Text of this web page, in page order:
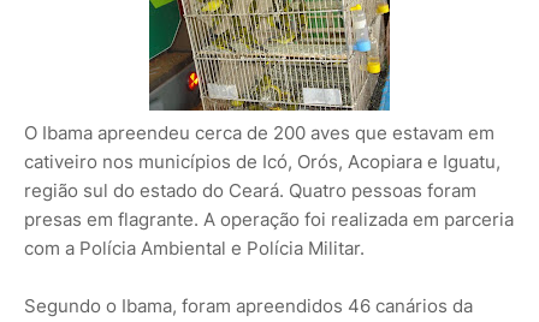
O Ibama apreendeu cerca de 200 aves que estavam em
cativeiro nos municípios de Icó, Orós, Acopiara e Iguatu,
região sul do estado do Ceará. Quatro pessoas foram
presas em flagrante. A operação foi realizada em parceria
com a Polícia Ambiental e Polícia Militar.
Segundo o Ibama, foram apreendidos 46 canários da